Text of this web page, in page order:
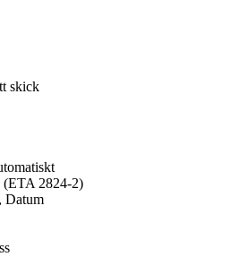
skick
2824-2)
Datum